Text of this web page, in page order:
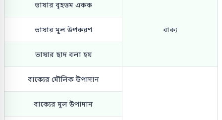
ভাষার বৃহত্তম একক
বাক্য
ভাষার মূল উপকরণ
ভাষার ছাদ বলা হয়
বাক্যের মৌলিক উপাদান
বাক্যের মূল উপাদান